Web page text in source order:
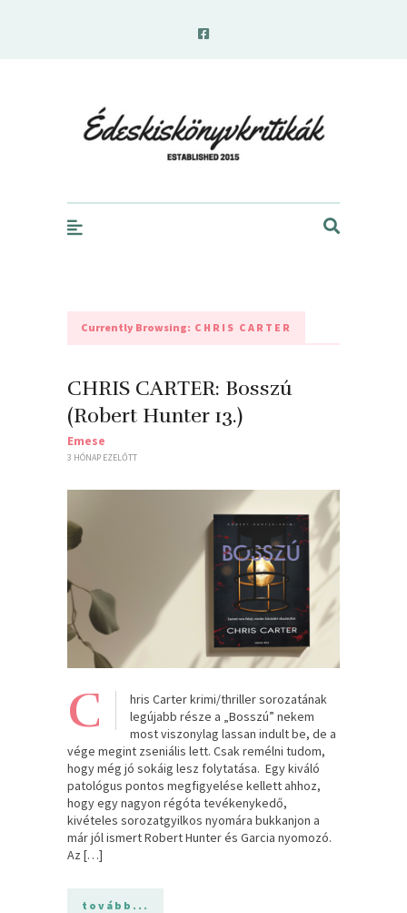
Currently Browsing: CHRIS CARTER
CHRIS CARTER: Bosszú
(Robert Hunter 13.)
Emese
3 HÓNAP EZELŐTT
C
hris Carter krimi/thriller sorozatának
legújabb része a „Bosszú” nekem
most viszonylag lassan indult be, de a
vége megint zseniális lett. Csak remélni tudom,
hogy még jó sokáig lesz folytatása. Egy kiváló
patológus pontos megfigyelése kellett ahhoz,
hogy egy nagyon régóta tevékenykedő,
kivételes sorozatgyilkos nyomára bukkanjon a
már jól ismert Robert Hunter és Garcia nyomozó.
Az […]
tovább...